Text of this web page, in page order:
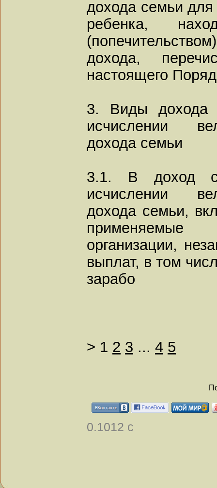
дохода семьи
ребенка,
дохода,
настоящего
3. Виды дохода
исчислении
дохода семьи
3.1. В доход
исчислении
дохода семьи,
организации,
выплат, в том
зарабо
> 1 2 3 ... 4 5
0.1012 с